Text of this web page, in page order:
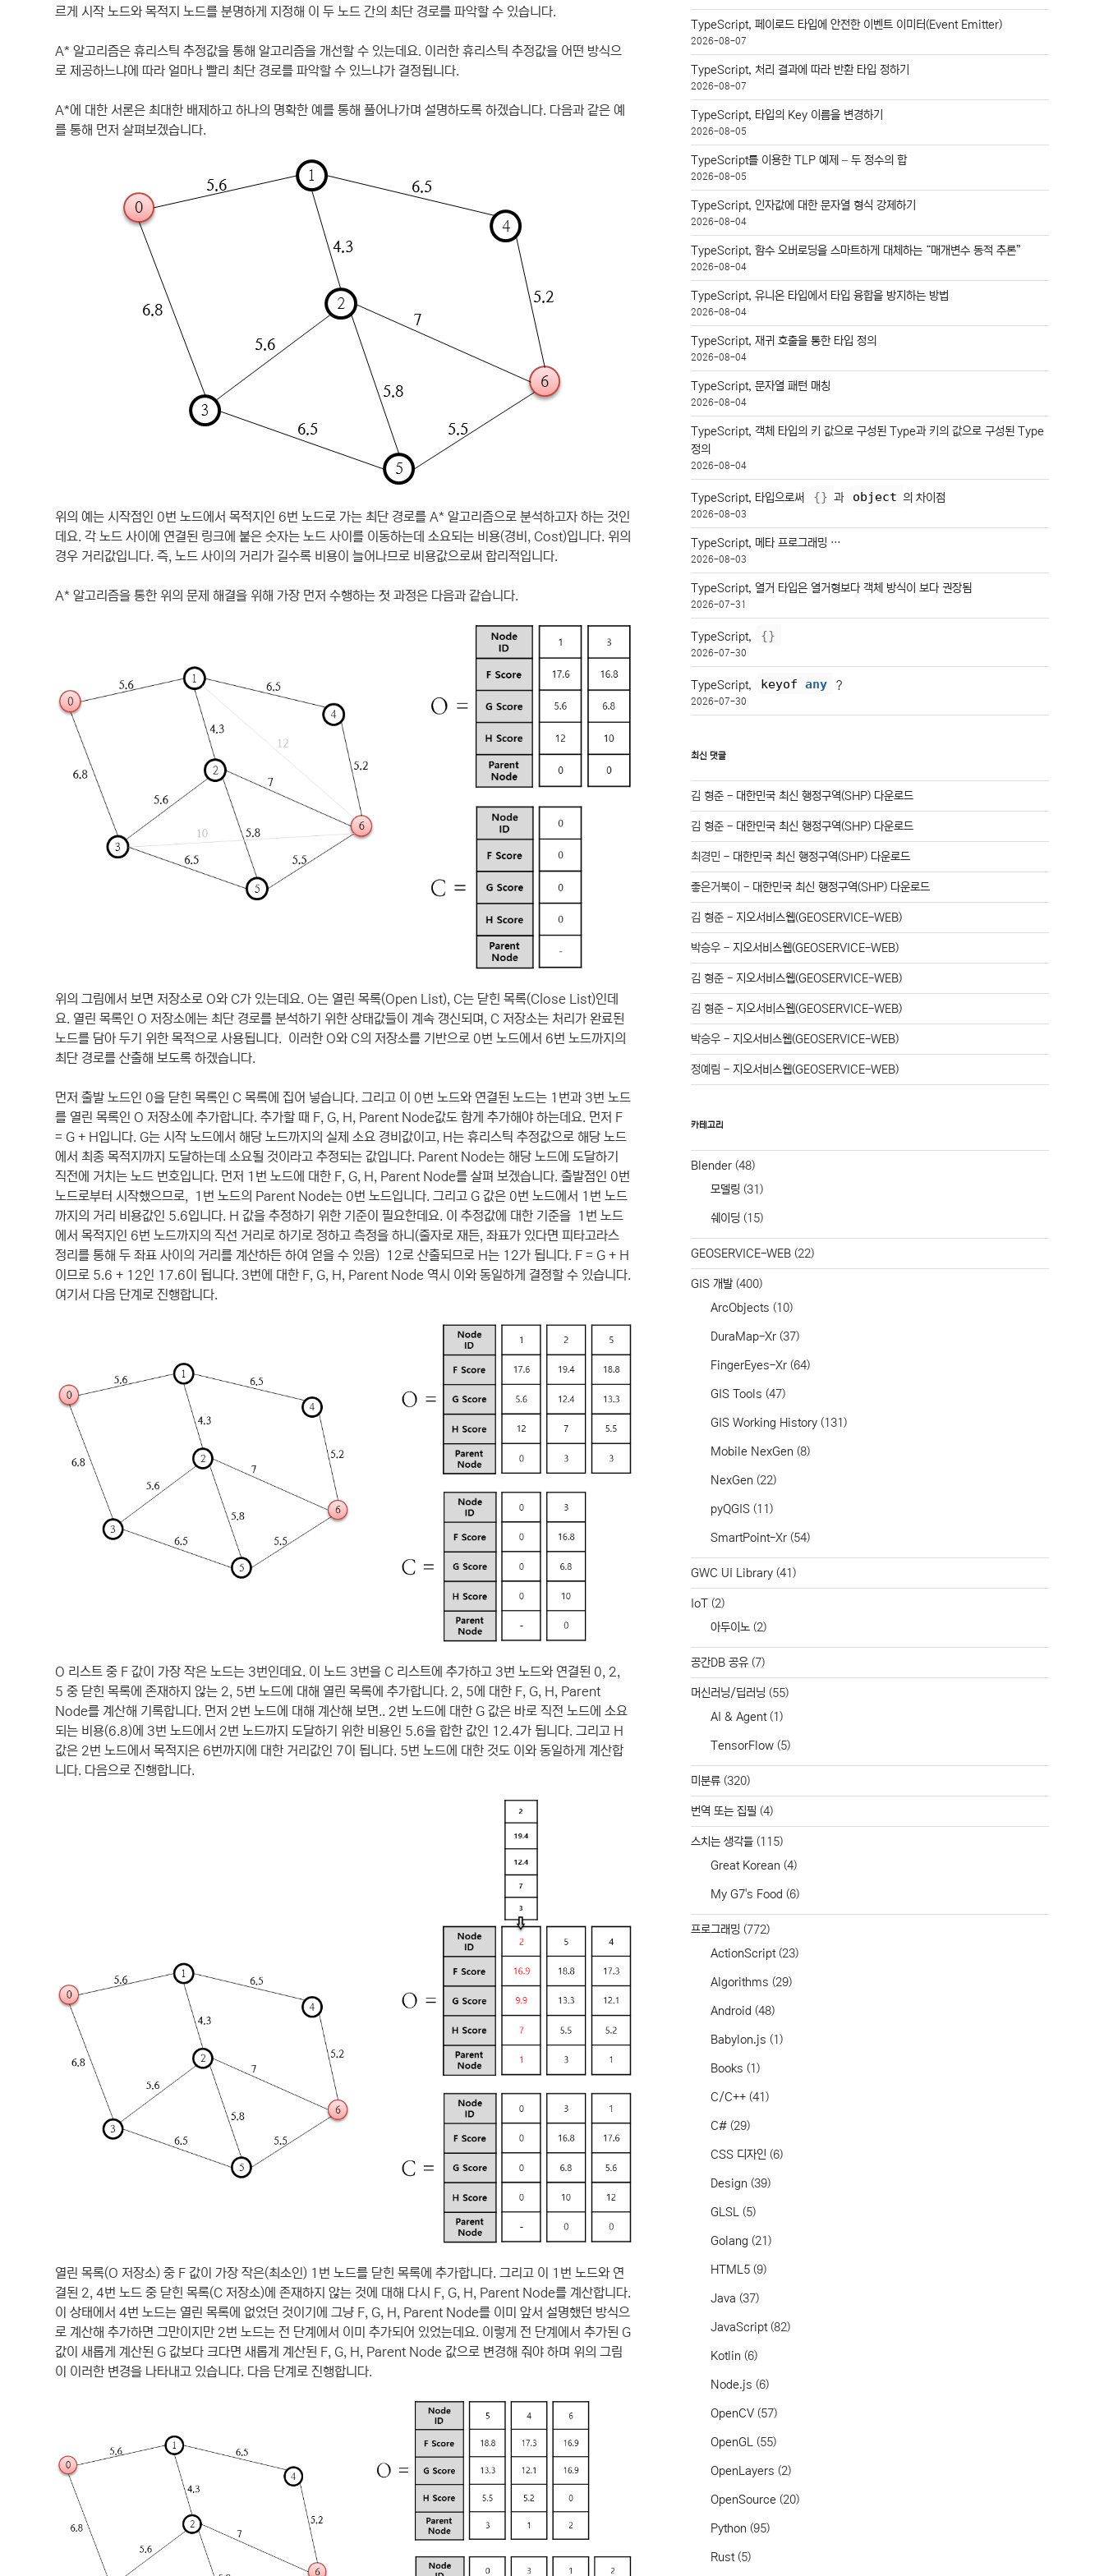
르게 시작 노드와 목적지 노드를 분명하게 지정해 이 두 노드 간의 최단 경로를 파악할 수 있습니다.
A* 알고리즘은 휴리스틱 추정값을 통해 알고리즘을 개선할 수 있는데요. 이러한 휴리스틱 추정값을 어떤 방식으
로 제공하느냐에 따라 얼마나 빨리 최단 경로를 파악할 수 있느냐가 결정됩니다.
A*에 대한 서론은 최대한 배제하고 하나의 명확한 예를 통해 풀어나가며 설명하도록 하겠습니다. 다음과 같은 예
를 통해 먼저 살펴보겠습니다.
위의 예는 시작점인 0번 노드에서 목적지인 6번 노드로 가는 최단 경로를 A* 알고리즘으로 분석하고자 하는 것인
데요. 각 노드 사이에 연결된 링크에 붙은 숫자는 노드 사이를 이동하는데 소요되는 비용(경비, Cost)입니다. 위의
경우 거리값입니다. 즉, 노드 사이의 거리가 길수록 비용이 늘어나므로 비용값으로써 합리적입니다.
A* 알고리즘을 통한 위의 문제 해결을 위해 가장 먼저 수행하는 첫 과정은 다음과 같습니다.
위의 그림에서 보면 저장소로 O와 C가 있는데요. O는 열린 목록(Open List), C는 닫힌 목록(Close List)인데
요. 열린 목록인 O 저장소에는 최단 경로를 분석하기 위한 상태값들이 계속 갱신되며, C 저장소는 처리가 완료된
노드를 담아 두기 위한 목적으로 사용됩니다. 이러한 O와 C의 저장소를 기반으로 0번 노드에서 6번 노드까지의
최단 경로를 산출해 보도록 하겠습니다.
먼저 출발 노드인 0을 닫힌 목록인 C 목록에 집어 넣습니다. 그리고 이 0번 노드와 연결된 노드는 1번과 3번 노드
를 열린 목록인 O 저장소에 추가합니다. 추가할 때 F, G, H, Parent Node값도 함게 추가해야 하는데요. 먼저 F
= G + H입니다. G는 시작 노드에서 해당 노드까지의 실제 소요 경비값이고, H는 휴리스틱 추정값으로 해당 노드
에서 최종 목적지까지 도달하는데 소요될 것이라고 추정되는 값입니다. Parent Node는 해당 노드에 도달하기
직전에 거치는 노드 번호입니다. 먼저 1번 노드에 대한 F, G, H, Parent Node를 살펴 보겠습니다. 출발점인 0번
노드로부터 시작했으므로, 1번 노드의 Parent Node는 0번 노드입니다. 그리고 G 값은 0번 노드에서 1번 노드
까지의 거리 비용값인 5.6입니다. H 값을 추정하기 위한 기준이 필요한데요. 이 추정값에 대한 기준을 1번 노드
에서 목적지인 6번 노드까지의 직선 거리로 하기로 정하고 측정을 하니(줄자로 재든, 좌표가 있다면 피타고라스
정리를 통해 두 좌표 사이의 거리를 계산하든 하여 얻을 수 있음) 12로 산출되므로 H는 12가 됩니다. F = G + H
이므로 5.6 + 12인 17.6이 됩니다. 3번에 대한 F, G, H, Parent Node 역시 이와 동일하게 결정할 수 있습니다.
여기서 다음 단계로 진행합니다.
O 리스트 중 F 값이 가장 작은 노드는 3번인데요. 이 노드 3번을 C 리스트에 추가하고 3번 노드와 연결된 0, 2,
5 중 닫힌 목록에 존재하지 않는 2, 5번 노드에 대해 열린 목록에 추가합니다. 2, 5에 대한 F, G, H, Parent
Node를 계산해 기록합니다. 먼저 2번 노드에 대해 계산해 보면.. 2번 노드에 대한 G 값은 바로 직전 노드에 소요
되는 비용(6.8)에 3번 노드에서 2번 노드까지 도달하기 위한 비용인 5.6을 합한 값인 12.4가 됩니다. 그리고 H
값은 2번 노드에서 목적지은 6번까지에 대한 거리값인 7이 됩니다. 5번 노드에 대한 것도 이와 동일하게 계산합
니다. 다음으로 진행합니다.
열린 목록(O 저장소) 중 F 값이 가장 작은(최소인) 1번 노드를 닫힌 목록에 추가합니다. 그리고 이 1번 노드와 연
결된 2, 4번 노드 중 닫힌 목록(C 저장소)에 존재하지 않는 것에 대해 다시 F, G, H, Parent Node를 계산합니다.
이 상태에서 4번 노드는 열린 목록에 없었던 것이기에 그냥 F, G, H, Parent Node를 이미 앞서 설명했던 방식으
로 계산해 추가하면 그만이지만 2번 노드는 전 단계에서 이미 추가되어 있었는데요. 이렇게 전 단계에서 추가된 G
값이 새롭게 계산된 G 값보다 크다면 새롭게 계산된 F, G, H, Parent Node 값으로 변경해 줘야 하며 위의 그림
이 이러한 변경을 나타내고 있습니다. 다음 단계로 진행합니다.
TypeScript, 페이로드 타입에 안전한 이벤트 이미터(Event Emitter)
2026-08-07
TypeScript, 처리 결과에 따라 반환 타입 정하기
2026-08-07
TypeScript, 타입의 Key 이름을 변경하기
2026-08-05
TypeScript를 이용한 TLP 예제 – 두 정수의 합
2026-08-05
TypeScript, 인자값에 대한 문자열 형식 강제하기
2026-08-04
TypeScript, 함수 오버로딩을 스마트하게 대체하는 “매개변수 동적 추론”
2026-08-04
TypeScript, 유니온 타입에서 타입 융합을 방지하는 방법
2026-08-04
TypeScript, 재귀 호출을 통한 타입 정의
2026-08-04
TypeScript, 문자열 패턴 매칭
2026-08-04
TypeScript, 객체 타입의 키 값으로 구성된 Type과 키의 값으로 구성된 Type
정의
2026-08-04
TypeScript, 타입으로써 {} 과 object 의 차이점
2026-08-03
TypeScript, 메타 프로그래밍 …
2026-08-03
TypeScript, 열거 타입은 열거형보다 객체 방식이 보다 권장됨
2026-07-31
TypeScript, {}
2026-07-30
TypeScript, keyof any ?
2026-07-30
최신 댓글
김 형준 - 대한민국 최신 행정구역(SHP) 다운로드
김 형준 - 대한민국 최신 행정구역(SHP) 다운로드
최경민 - 대한민국 최신 행정구역(SHP) 다운로드
좋은거북이 - 대한민국 최신 행정구역(SHP) 다운로드
김 형준 -지오서비스웹(GEOSERVICE-WEB)
박승우 -지오서비스웹(GEOSERVICE-WEB)
김 형준 -지오서비스웹(GEOSERVICE-WEB)
김 형준 -지오서비스웹(GEOSERVICE-WEB)
박승우 -지오서비스웹(GEOSERVICE-WEB)
정예림 -지오서비스웹(GEOSERVICE-WEB)
카테고리
Blender (48)
모델링 (31)
쉐이딩 (15)
GEOSERVICE-WEB (22)
GIS 개발 (400)
ArcObjects (10)
DuraMap-Xr (37)
FingerEyes-Xr (64)
GIS Tools (47)
GIS Working History (131)
Mobile NexGen (8)
NexGen (22)
pyQGIS (11)
SmartPoint-Xr (54)
GWC UI Library (41)
IoT (2)
아두이노 (2)
공간DB 공유 (7)
머신러닝/딥러닝 (55)
AI & Agent(1)
TensorFlow (5)
미분류 (320)
번역 또는 집필 (4)
스치는 생각들 (115)
Great Korean (4)
My G7's Food (6)
프로그래밍 (772)
ActionScript(23)
Algorithms (29)
Android (48)
Babylon.js (1)
Books (1)
C/C++ (41)
C# (29)
CSS 디자인 (6)
Design (39)
GLSL (5)
Golang (21)
HTML5 (9)
Java (37)
JavaScript(82)
Kotlin (6)
Node.js (6)
OpenCV (57)
OpenGL (55)
OpenLayers (2)
OpenSource (20)
Python (95)
Rust(5)